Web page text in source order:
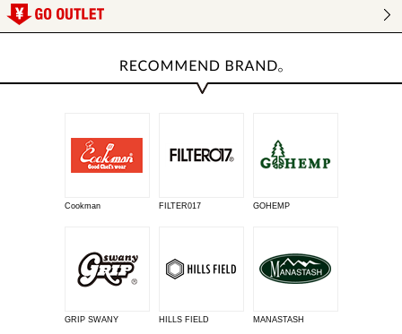
Cookman FILTER017 GOHEMP
GRIP SWANY HILLS FIELD MANASTASH